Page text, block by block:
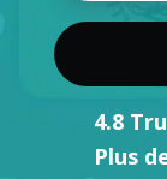
4.8
Plus